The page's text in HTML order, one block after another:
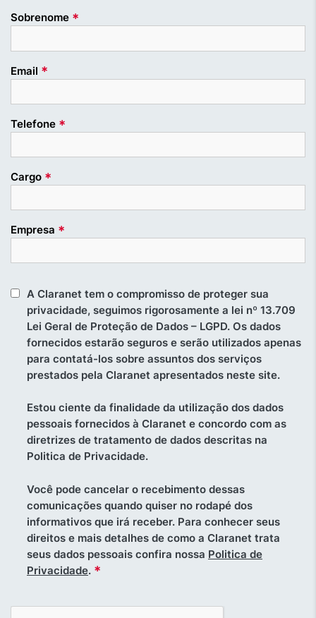
Sobrenome *
Email *
Telefone *
Cargo *
Empresa *
A Claranet tem o compromisso de proteger sua
privacidade, seguimos rigorosamente a lei nº 13.709
Lei Geral de Proteção de Dados – LGPD. Os dados
fornecidos estarão seguros e serão utilizados apenas
para contatá-los sobre assuntos dos serviços
prestados pela Claranet apresentados neste site.
Estou ciente da finalidade da utilização dos dados
pessoais fornecidos à Claranet e concordo com as
diretrizes de tratamento de dados descritas na
Politica de Privacidade.
Você pode cancelar o recebimento dessas
comunicações quando quiser no rodapé dos
informativos que irá receber. Para conhecer seus
direitos e mais detalhes de como a Claranet trata
seus dados pessoais confira nossa Politica de
Privacidade. *